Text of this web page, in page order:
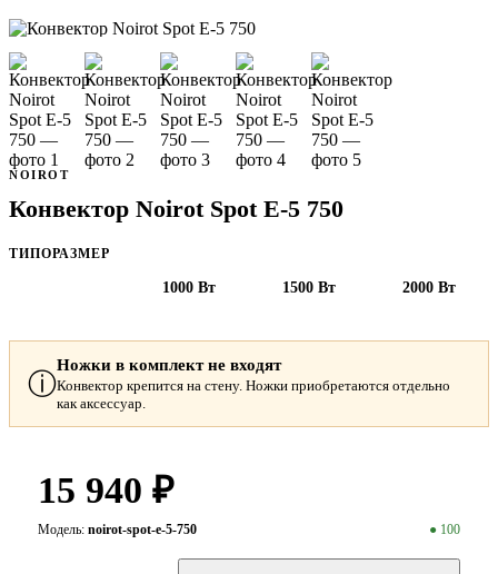
FRANCE · 1946
NOIROT
Конвектор Noirot Spot E-5 750
ТИПОРАЗМЕР
1000 Вт 1500 Вт 2000 Вт
ⓘ
Ножки в комплект не входят
Конвектор крепится на стену. Ножки приобретаются отдельно
как аксессуар.
15 940 ₽
Модель: noirot-spot-e-5-750 ● 100